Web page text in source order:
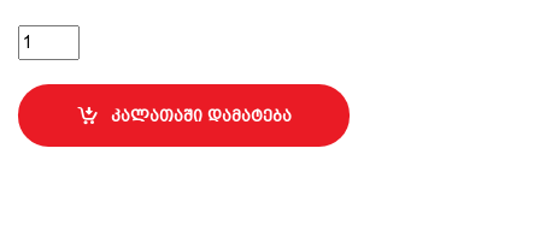
ძუა ტრიმერის მრგვალი 2,6მმх10მ (89405) quantity
კალათაში დამატება